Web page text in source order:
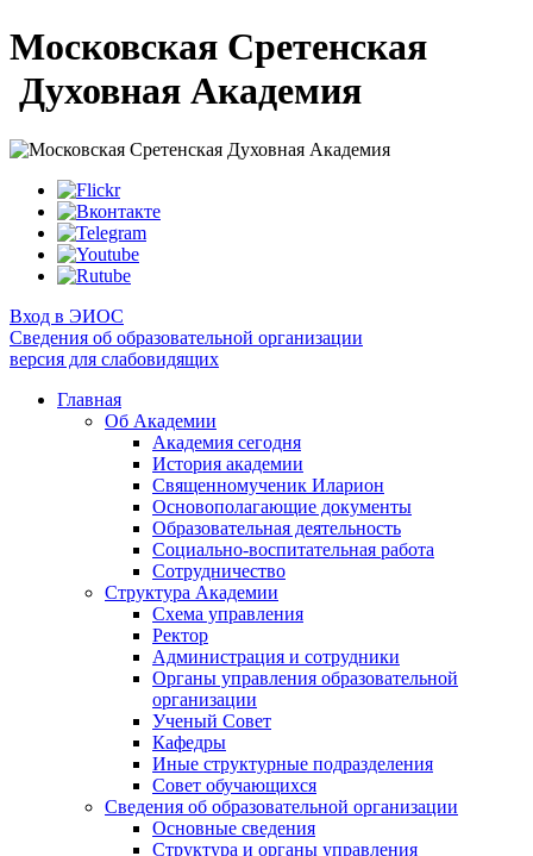
Московская Сретенская
Духовная Академия
Вход в ЭИОС
Сведения об образовательной организации
версия для слабовидящих
Главная
Об Академии
Академия сегодня
История академии
Священномученик Иларион
Основополагающие документы
Образовательная деятельность
Социально-воспитательная работа
Сотрудничество
Структура Академии
Схема управления
Ректор
Администрация и сотрудники
Органы управления образовательной
организации
Ученый Совет
Кафедры
Иные структурные подразделения
Совет обучающихся
Сведения об образовательной организации
Основные сведения
Структура и органы управления